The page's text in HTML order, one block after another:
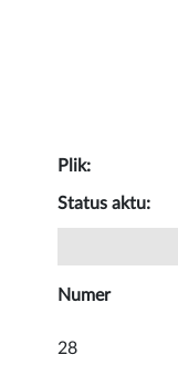
Plik:
Status aktu:
Numer
28